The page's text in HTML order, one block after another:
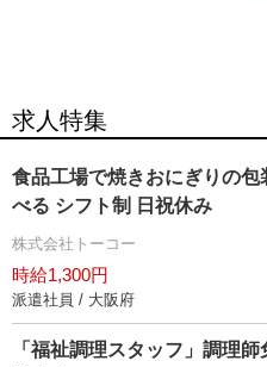
求人特集
食品工場で焼きおにぎりの
べる シフト制 日祝休み
株式会社トーコー
時給1,300円
派遣社員 / 大阪府
「福祉調理スタッフ」調理